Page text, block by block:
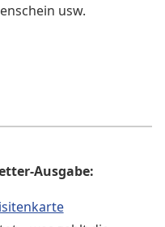
usw.
Ausgabe: